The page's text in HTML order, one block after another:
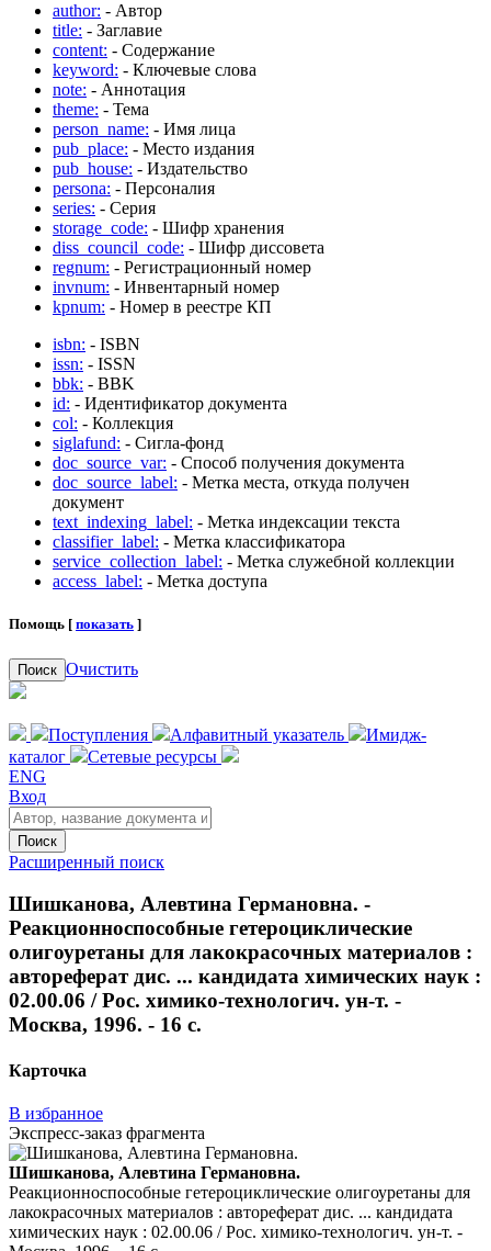
author: - Автор
title: - Заглавие
content: - Содержание
keyword: - Ключевые слова
note: - Аннотация
theme: - Тема
person_name: - Имя лица
pub_place: - Место издания
pub_house: - Издательство
persona: - Персоналия
series: - Серия
storage_code: - Шифр хранения
diss_council_code: - Шифр диссовета
regnum: - Регистрационный номер
invnum: - Инвентарный номер
kpnum: - Номер в реестре КП
isbn: - ISBN
issn: - ISSN
bbk: - BBK
id: - Идентификатор документа
col: - Коллекция
siglafund: - Сигла-фонд
doc_source_var: - Способ получения документа
doc_source_label: - Метка места, откуда получен
документ
text_indexing_label: - Метка индексации текста
classifier_label: - Метка классификатора
service_collection_label: - Метка служебной коллекции
access_label: - Метка доступа
Помощь [ показать ]
Поиск Очистить
Поступления Алфавитный указатель
Имидж-
каталог
Сетевые ресурсы
ENG
Вход
Поиск
Расширенный поиск
Шишканова, Алевтина Германовна. -
Реакционноспособные гетероциклические
олигоуретаны для лакокрасочных материалов :
автореферат дис. ... кандидата химических наук :
02.00.06 / Рос. химико-технологич. ун-т. -
Москва, 1996. - 16 с.
Карточка
В избранное
Экспресс-заказ фрагмента
Шишканова, Алевтина Германовна.
Реакционноспособные гетероциклические олигоуретаны для
лакокрасочных материалов : автореферат дис. ... кандидата
химических наук : 02.00.06 / Рос. химико-технологич. ун-т. -